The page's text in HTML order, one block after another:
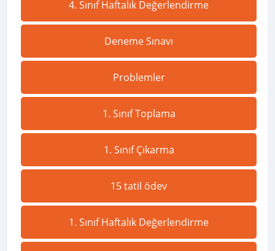
4. Sınıf Haftalık Değerlendirme
Deneme Sınavı
Problemler
1. Sınıf Toplama
1. Sınıf Çıkarma
15 tatil ödev
1. Sınıf Haftalık Değerlendirme